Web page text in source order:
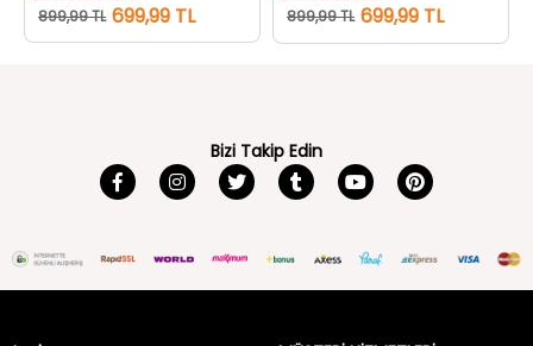
899,99 TL 699,99 TL 899,99 TL 699,99 TL
Bizi Takip Edin